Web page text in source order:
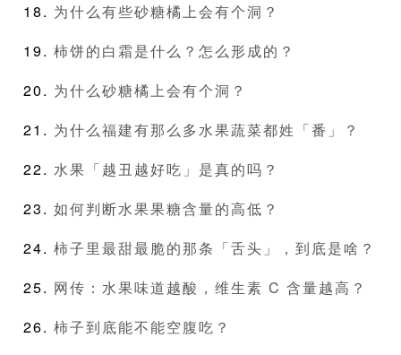
为什么有些砂糖橘上会有个洞？
柿饼的白霜是什么？怎么形成的？
为什么砂糖橘上会有个洞？
为什么福建有那么多水果蔬菜都姓「番」？
水果「越丑越好吃」是真的吗？
如何判断水果果糖含量的高低？
柿子里最甜最脆的那条「舌头」，到底是啥？
网传：水果味道越酸，维生素 C 含量越高？
柿子到底能不能空腹吃？